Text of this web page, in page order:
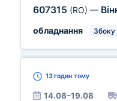
607315 (RO) —
обладнання
Збоку
13 годин тому
14.08–19.08